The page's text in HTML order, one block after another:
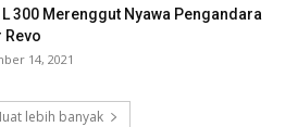
300 Merenggut Nyawa Pengandara
Revo
14, 2021
lebih banyak